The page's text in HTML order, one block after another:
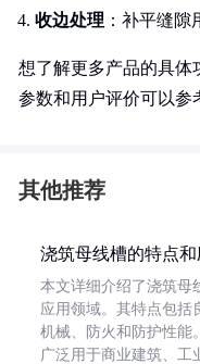
收边处理 ：补平缝隙
想了解更多产品的具体
参数和用户评价可以参
其他推荐
浇筑母线槽的特点
本文详细介绍了浇筑母
应用领域。其特点包括
机械、防火和防护性能
广泛用于商业建筑、工